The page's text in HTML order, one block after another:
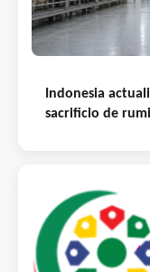
Indonesia
sacrificio de